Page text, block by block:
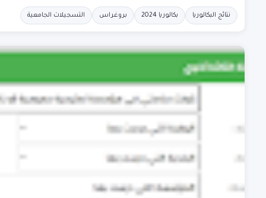
نتائج البكالوريا بكالوريا 2024 بروغراس التسجيلات الجامعية